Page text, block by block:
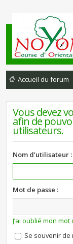
Accueil du forum
Vous devez
afin de
utilisateurs.
Nom d’utilisateur :
Mot de passe :
J’ai oublié mon
Se souvenir de